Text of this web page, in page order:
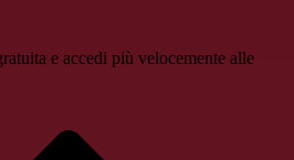
e accedi più velocemente alle